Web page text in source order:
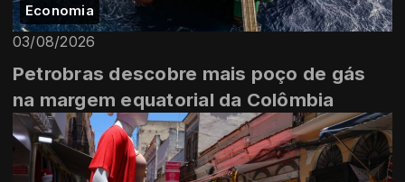
Economia
03/08/2026
Petrobras descobre mais poço de gás
na margem equatorial da Colômbia